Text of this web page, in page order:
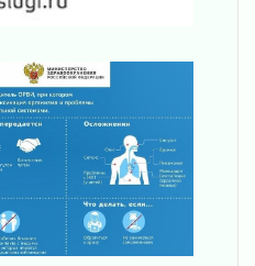
напомнит жителям
о неоплаченных
нашли в Кировском